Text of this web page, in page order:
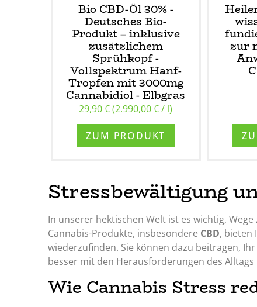
Bio CBD-Öl 30% -
Deutsches Bio-
Produkt – inklusive
zusätzlichem
Sprühkopf -
Vollspektrum Hanf-
Tropfen mit 3000mg
Cannabidiol - Elbgras
29,90 € (2.990,00 € / l)
ZUM PRODUKT
zur
Stressbewältigung
In unserer hektischen Welt ist es wichtig, Wege
Cannabis-Produkte, insbesondere CBD, bieten
wiederzufinden. Sie können dazu beitragen,
besser mit den Herausforderungen des Alltags
Wie Cannabis Stress